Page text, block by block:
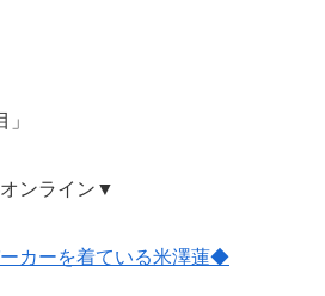
ンライン▼
カーを着ている米澤蓮◆